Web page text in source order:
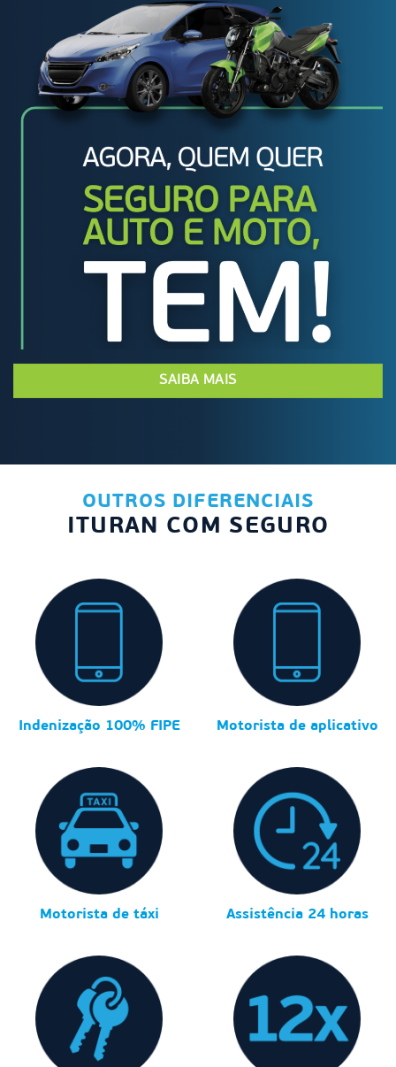
SAIBA MAIS
OUTROS DIFERENCIAIS
ITURAN COM SEGURO
Indenização 100% FIPE Motorista de aplicativo
Motorista de táxi Assistência 24 horas